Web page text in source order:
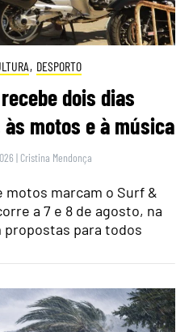
, DESPORTO
dois dias
motos e à música
| Cristina Mendonça
motos marcam o Surf &
a 7 e 8 de agosto, na
propostas para todos